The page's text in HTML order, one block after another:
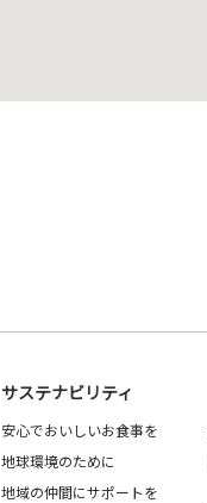
サステナビリティ
安心でおいしいお食事を
地球環境のために
地域の仲間にサポートを